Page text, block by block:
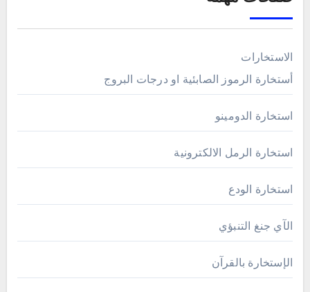
الاستخارات
أستخارة الرموز الصابئية او درجات البروج
استخارة الدومينو
استخارة الرمل الالكترونية
استخارة الودع
الآي جنغ التنبؤي
الإستخارة بالقرآن